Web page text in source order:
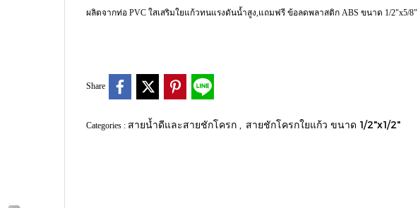
ผลิตจากท่อ PVC ใสเสริมใยแก้วทนแรงดันน้ำสูง,แถมฟรี ข้อลดพลาสติก ABS ขนาด 1/2"x5/8"
Share
Categories : สายน้ำดีและสายชักโครก สายชักโครกใยแก้ว ขนาด 1/2"x1/2"